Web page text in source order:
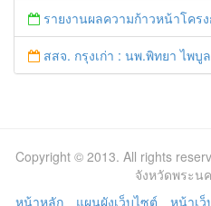
รายงานผลความก้าวหน้าโครงการจัดการแก้ไขปัญห
สสจ. กรุงเก่า : นพ.พิทยา ไพบูลย์ศิริ นายแพทย์สาธารณสุขจังหวัดพระนครศรีอยุธยา ประธานการประชุม VDO Conferance ชี้แจงบทบาทภารกิจของกลุ่มงานประกันสุขภาพ ของสำนักงานสาธารณสุขจังหวั
Copyright © 2013. All rights
จังหวัดพระน
หน้าหลัก
แผนผังเว็บไซต์ หน้าเ